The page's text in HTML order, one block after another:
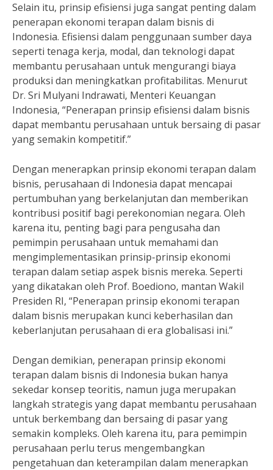
Selain itu, prinsip efisiensi juga sangat penting dalam
penerapan ekonomi terapan dalam bisnis di
Indonesia. Efisiensi dalam penggunaan sumber daya
seperti tenaga kerja, modal, dan teknologi dapat
membantu perusahaan untuk mengurangi biaya
produksi dan meningkatkan profitabilitas. Menurut
Dr. Sri Mulyani Indrawati, Menteri Keuangan
Indonesia, “Penerapan prinsip efisiensi dalam bisnis
dapat membantu perusahaan untuk bersaing di pasar
yang semakin kompetitif.”
Dengan menerapkan prinsip ekonomi terapan dalam
bisnis, perusahaan di Indonesia dapat mencapai
pertumbuhan yang berkelanjutan dan memberikan
kontribusi positif bagi perekonomian negara. Oleh
karena itu, penting bagi para pengusaha dan
pemimpin perusahaan untuk memahami dan
mengimplementasikan prinsip-prinsip ekonomi
terapan dalam setiap aspek bisnis mereka. Seperti
yang dikatakan oleh Prof. Boediono, mantan Wakil
Presiden RI, “Penerapan prinsip ekonomi terapan
dalam bisnis merupakan kunci keberhasilan dan
keberlanjutan perusahaan di era globalisasi ini.”
Dengan demikian, penerapan prinsip ekonomi
terapan dalam bisnis di Indonesia bukan hanya
sekedar konsep teoritis, namun juga merupakan
langkah strategis yang dapat membantu perusahaan
untuk berkembang dan bersaing di pasar yang
semakin kompleks. Oleh karena itu, para pemimpin
perusahaan perlu terus mengembangkan
pengetahuan dan keterampilan dalam menerapkan